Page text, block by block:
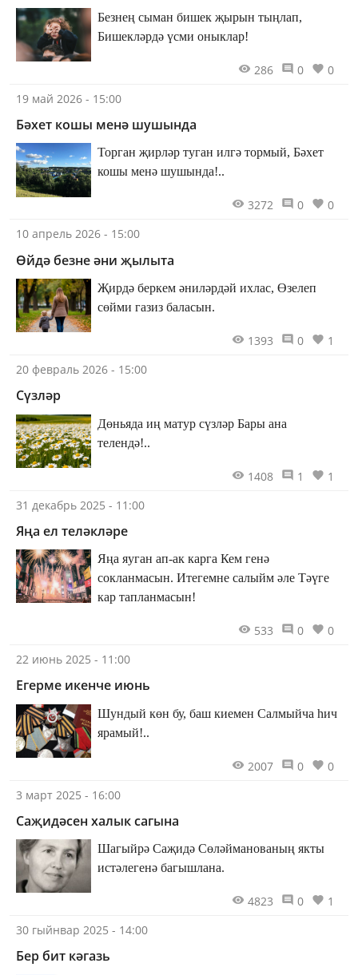
Безнең сыман бишек җырын тыңлап,
Бишекләрдә үсми оныклар!
286 0
0
19 май 2026 - 15:00
Бәхет кошы менә шушында
Торган җирләр туган илгә тормый, Бәхет
кошы менә шушында!..
3272 0
0
10 апрель 2026 - 15:00
Өйдә безне әни җылыта
Җирдә беркем әниләрдәй ихлас, Өзелеп
сөйми газиз баласын.
1393 0
1
20 февраль 2026 - 15:00
Сүзләр
Дөньяда иң матур сүзләр Бары ана
телендә!..
1408 1
1
31 декабрь 2025 - 11:00
Яңа ел теләкләре
Яңа яуган ап-ак карга Кем генә
сокланмасын. Итегемне салыйм әле Тәүге
кар тапланмасын!
533 0
0
22 июнь 2025 - 11:00
Егерме икенче июнь
Шундый көн бу, баш киемен Салмыйча һич
ярамый!..
2007 0
0
3 март 2025 - 16:00
Саҗидәсен халык сагына
Шагыйрә Саҗидә Сөләйманованың якты
истәлегенә багышлана.
4823 0
1
30 гыйнвар 2025 - 14:00
Бер бит кәгазь